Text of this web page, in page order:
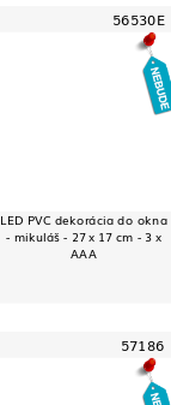
56530E
LED PVC dekorácia do okna
- mikuláš - 27 x 17 cm - 3 x
AAA
57186